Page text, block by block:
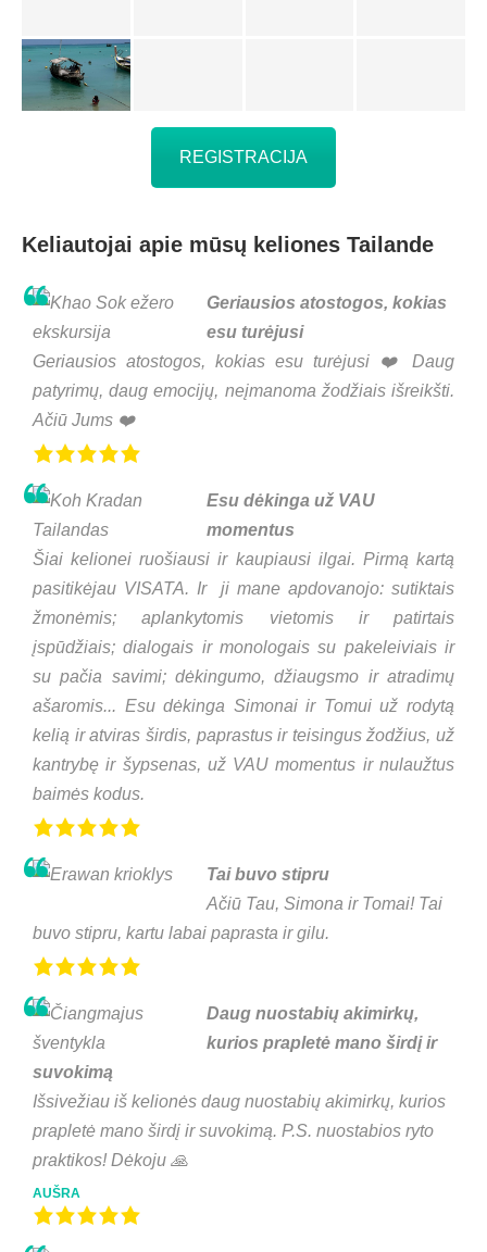
REGISTRACIJA
Keliautojai apie mūsų keliones Tailande
Geriausios atostogos, kokias
esu turėjusi
Geriausios atostogos, kokias esu turėjusi ❤️ Daug
patyrimų, daug emocijų, neįmanoma žodžiais išreikšti.
Ačiū Jums ❤️
Esu dėkinga už VAU
momentus
Šiai kelionei ruošiausi ir kaupiausi ilgai. Pirmą kartą
pasitikėjau VISATA. Ir ji mane apdovanojo: sutiktais
žmonėmis; aplankytomis vietomis ir patirtais
įspūdžiais; dialogais ir monologais su pakeleiviais ir
su pačia savimi; dėkingumo, džiaugsmo ir atradimų
ašaromis... Esu dėkinga Simonai ir Tomui už rodytą
kelią ir atviras širdis, paprastus ir teisingus žodžius, už
kantrybę ir šypsenas, už VAU momentus ir nulaužtus
baimės kodus.
Tai buvo stipru
Ačiū Tau, Simona ir Tomai! Tai
buvo stipru, kartu labai paprasta ir gilu.
Daug nuostabių akimirkų,
kurios prapletė mano širdį ir
suvokimą
Išsivežiau iš kelionės daug nuostabių akimirkų, kurios
prapletė mano širdį ir suvokimą. P.S. nuostabios ryto
praktikos! Dėkoju 🙏
AUŠRA